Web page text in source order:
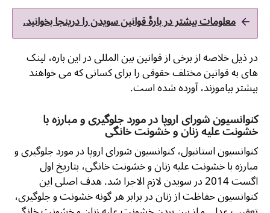
معلومات بیشتر در بارۀ قوانین سویدن را درینجا بخوانید.
در ذیل خلاصه از برخی از قوانین بین المللی در این باره، لینک
های به قوانین مختلف حقوقی را برای کسانی که می خواهند
بیشتر بیاموزند، آورده شده است.
کنوانسیون شورای اروپا در مورد جلوگیری و مبارزه با
خشونت علیه زنان و خشونت خانگی
کنوانسیون استانبول، کنوانسیون شورای اروپا در مورد جلوگیری و
مبارزه با خشونت علیه زنان و خشونت خانگی، بتاریخ اول
اگست 2014 در سویدن لازم الاجرا شد. هدف اصلی این
کنوانسیون حفاظت از زنان در برابر هر گونه خشونت و جلوگیری،